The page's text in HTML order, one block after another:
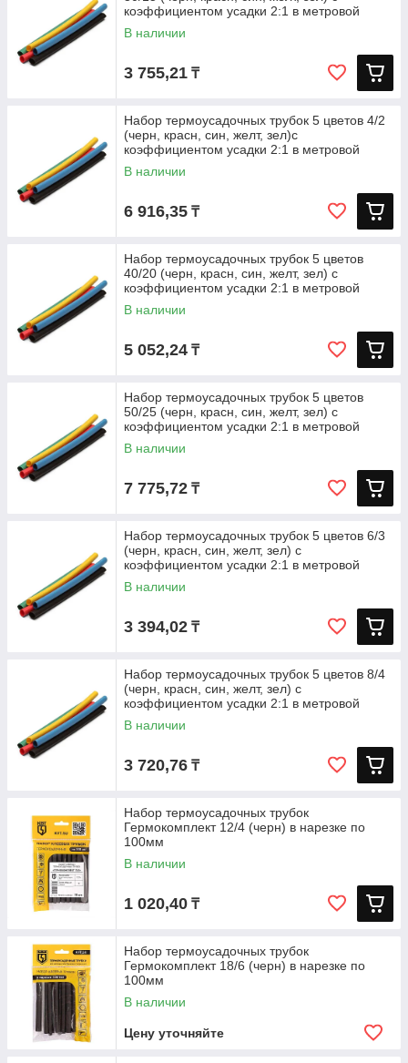
коэффициентом усадки 2:1 в метровой
В наличии
3 755,21 ₸
Набор термоусадочных трубок 5 цветов 4/2
(черн, красн, син, желт, зел)с
коэффициентом усадки 2:1 в метровой
В наличии
6 916,35 ₸
Набор термоусадочных трубок 5 цветов
40/20 (черн, красн, син, желт, зел) с
коэффициентом усадки 2:1 в метровой
В наличии
5 052,24 ₸
Набор термоусадочных трубок 5 цветов
50/25 (черн, красн, син, желт, зел) с
коэффициентом усадки 2:1 в метровой
В наличии
7 775,72 ₸
Набор термоусадочных трубок 5 цветов 6/3
(черн, красн, син, желт, зел) с
коэффициентом усадки 2:1 в метровой
В наличии
3 394,02 ₸
Набор термоусадочных трубок 5 цветов 8/4
(черн, красн, син, желт, зел) с
коэффициентом усадки 2:1 в метровой
В наличии
3 720,76 ₸
Набор термоусадочных трубок
Гермокомплект 12/4 (черн) в нарезке по
100мм
В наличии
1 020,40 ₸
Набор термоусадочных трубок
Гермокомплект 18/6 (черн) в нарезке по
100мм
В наличии
Цену уточняйте